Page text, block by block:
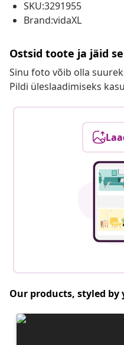
SKU:3291955
Brand:vidaXL
Ostsid toote ja jäid
Sinu foto võib olla
Pildi üleslaadimiseks
Our products, styled by